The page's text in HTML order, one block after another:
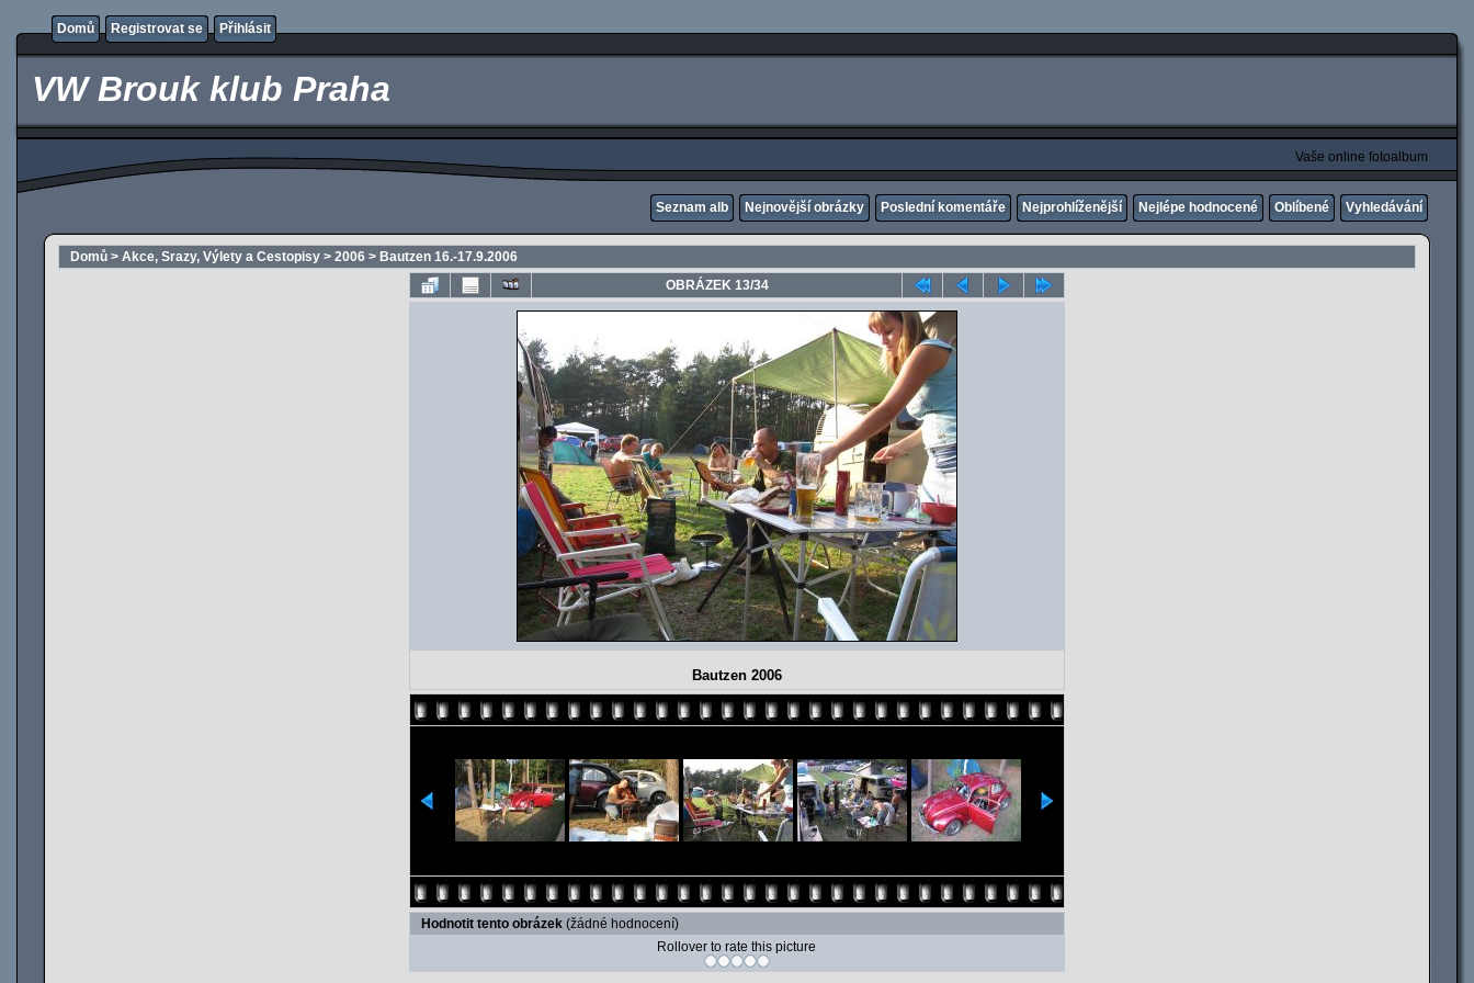
Domů Registrovat se Přihlásit
VW Brouk klub Praha
Vaše online fotoalbum
Seznam alb Nejnovější obrázky Poslední komentáře Nejprohlíženější Nejlépe hodnocené Oblíbené Vyhledávání
Domů > Akce, Srazy, Výlety a Cestopisy > 2006 > Bautzen 16.-17.9.2006
OBRÁZEK 13/34
Bautzen 2006
Hodnotit tento obrázek (žádné hodnocení)
Rollover to rate this picture